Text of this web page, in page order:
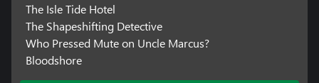
The Isle Tide Hotel
The Shapeshifting Detective
Who Pressed Mute on Uncle Marcus?
Bloodshore